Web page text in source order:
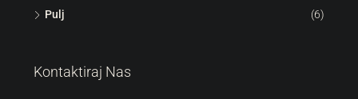
Pulj (6)
Kontaktiraj Nas